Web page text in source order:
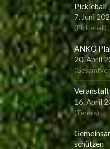
Pickleball
7. Juni
(Pickleball)
ANKO
20. April
(
16. April
(Tennis)
schützen